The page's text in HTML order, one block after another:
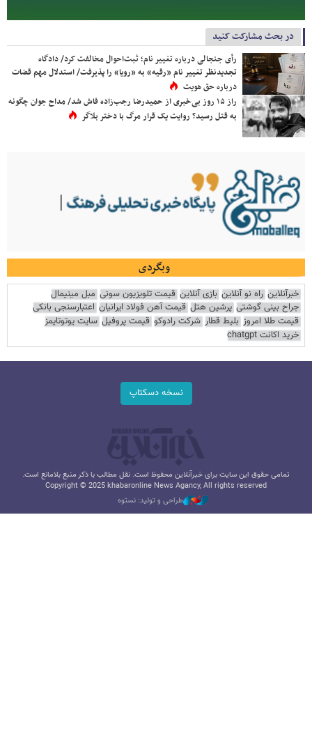
در بحث مشارکت کنید
رأی جنجالی درباره تغییر نام؛ ثبت‌احوال مخالفت کرد/ دادگاه
تجدیدنظر تغییر نام «رقیه» به «رویا» را پذیرفت/ استدلال مهم قضات
درباره حق هویت
راز ۱۵ روز بی‌خبری از حمیدرضا رجب‌زاده فاش شد/ مداح جوان چگونه
به قتل رسید؟ روایت یک قرار مرگ با دختر بلاگر
وبگردی
خبرآنلاین راه نو آنلاین بازی آنلاین قیمت تلویزیون سونی مبل مینیمال
جراح بینی گوشتی پرشین هتل قیمت آهن فولاد ایرانیان اعتبارسنجی بانکی
قیمت طلا امروز بلیط قطار شرکت رادوکو قیمت پروفیل سایت یوتوتایمز
خرید اکانت chatgpt
نسخه دسکتاپ
تمامی حقوق این سایت برای خبرآنلاین محفوظ است. نقل مطالب با ذکر منبع بلامانع است.
Copyright © 2025 khabaronline News Agancy, All rights reserved
طراحی و تولید: نستوه